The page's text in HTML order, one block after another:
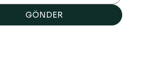
GÖNDER